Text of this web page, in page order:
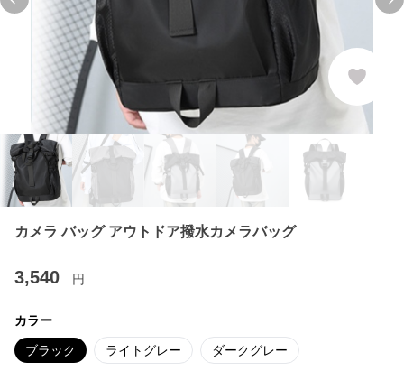
Previous slide
カメラ バッグ アウトドア撥水カメラバッグ
3,540 円
カラー
ブラック ライトグレー ダークグレー